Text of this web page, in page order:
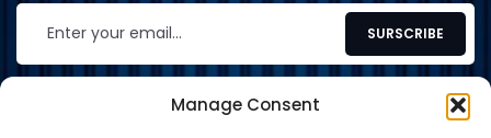
Manage Consent